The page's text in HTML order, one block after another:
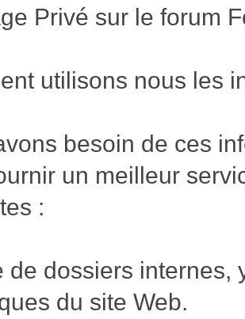
Privé sur le forum
utilisons nous les
besoin de ces
un meilleur
:
de dossiers
du site Web.